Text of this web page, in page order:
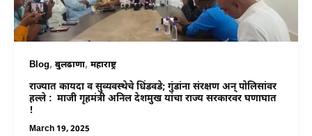
Blog, बुलढाणा, महाराष्ट्र
राज्यात कायदा व सुव्यवस्थेचे धिंडवडे; गुंडांना संरक्षण अन् पोलिसांवर
हल्ले : माजी गृहमंत्री अनिल देशमुख यांचा राज्य सरकारवर घणाघात
!
March 19, 2025